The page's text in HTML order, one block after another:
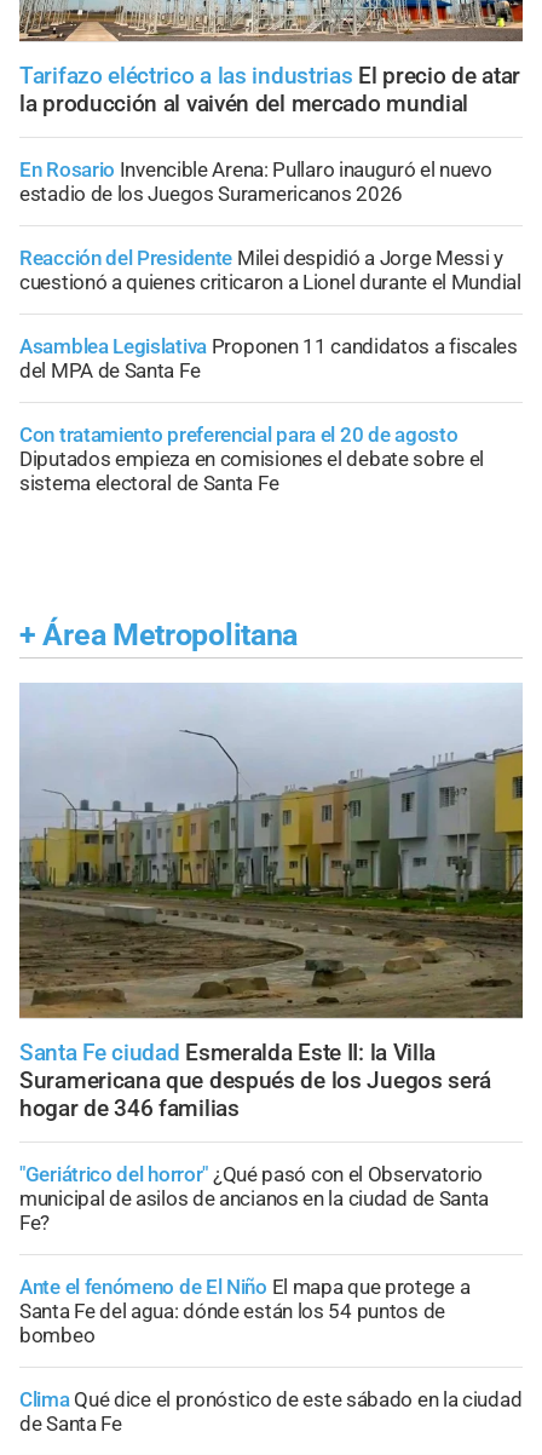
Tarifazo eléctrico a las industrias El precio de atar
la producción al vaivén del mercado mundial
En Rosario Invencible Arena: Pullaro inauguró el nuevo
estadio de los Juegos Suramericanos 2026
Reacción del Presidente Milei despidió a Jorge Messi y
cuestionó a quienes criticaron a Lionel durante el Mundial
Asamblea Legislativa Proponen 11 candidatos a fiscales
del MPA de Santa Fe
Con tratamiento preferencial para el 20 de agosto
Diputados empieza en comisiones el debate sobre el
sistema electoral de Santa Fe
+ Área Metropolitana
Santa Fe ciudad Esmeralda Este II: la Villa
Suramericana que después de los Juegos será
hogar de 346 familias
"Geriátrico del horror" ¿Qué pasó con el Observatorio
municipal de asilos de ancianos en la ciudad de Santa
Fe?
Ante el fenómeno de El Niño El mapa que protege a
Santa Fe del agua: dónde están los 54 puntos de
bombeo
Clima Qué dice el pronóstico de este sábado en la ciudad
de Santa Fe